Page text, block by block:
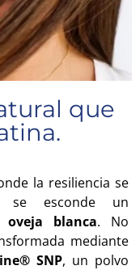
que
la resiliencia se
se esconde un
blanca. No
mediante
SNP, un polvo